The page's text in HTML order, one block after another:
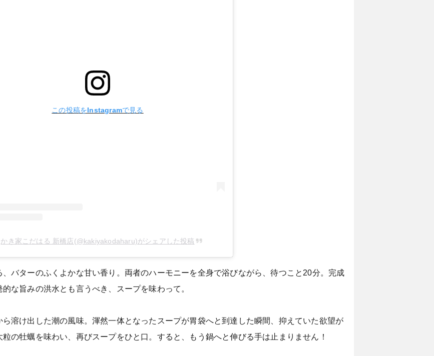
この投稿をInstagramで見る
かき家こだはる 新橋店(@kakiyakodaharu)がシェアした投稿
バターのふくよかな甘い香り。両者のハーモニーを全身で浴びながら、待つこと20分。完成
な旨みの洪水とも言うべき、スープを味わって。
溶け出した潮の風味。渾然一体となったスープが胃袋へと到達した瞬間、抑えていた欲望が
の牡蠣を味わい、再びスープをひと口。すると、もう鍋へと伸びる手は止まりません！